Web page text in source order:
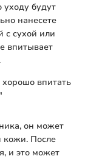
уходу будут
нанесете
с сухой или
впитывает
впитать
он может
кожи. После
и это может